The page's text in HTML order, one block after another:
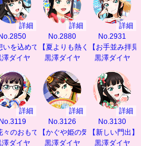
】
詳細
いを込めて】
澤ダイヤ
詳細
No.2880
【夏よりも熱く】
黒澤ダイヤ
詳細
No.2931
【お手並み拝見
黒澤ダイヤ
】
詳細
々のおもてなし】
澤ダイヤ
詳細
No.3126
【かぐや姫の気持ち】
黒澤ダイヤ
詳細
No.3130
【新しい門出】
黒澤ダイヤ